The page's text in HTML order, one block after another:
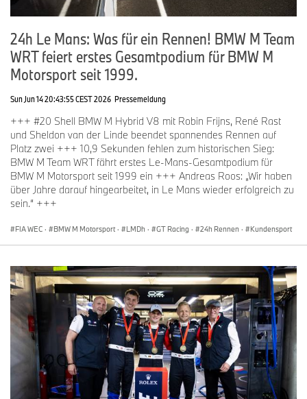
„Zunächst einmal freue ich mich sehr, zurück im GT3-Fahrzeug zu
sein. Aufgrund meiner Hauptprogramme im Hypercar habe ich in
dieser Saison nur wenige Gelegenheiten, GT3-Rennen zu
bestreiten. Die 24h Spa-Francorchamps sind ein absolutes
Highlight für mich. Dort stand ich bereits zweimal auf dem
möchte ich diesmal gerne erreichen. Ich denke, mit dem BMW M4
GT3 EVO und meinen beiden Fahrerkollegen haben wir alle
Möglichkeiten dazu. Ich kenne Dries und Marco sehr gut, was uns
sicher dabei helfen wird, schnell auf die nötige Pace zu kommen.
Unser sehr gutes gegenseitiges Verständnis ist ein wichtiger
Faktor für unser Line-up.“
anzutreten und hoffentlich meinen vierten Sieg beim 24-Stunden-
Rennen zu erringen. Für mich wird es beim Prolog erst einmal
darum gehen, mich wieder an das GT3-Fahrzeug zu gewöhnen.
Aber ich erwarte da keine Schwierigkeiten, denn nach so vielen
Jahren ist das Gefühl abgespeichert. Es ist eine großartige
Geschichte, dass ich mir das Auto mit Dan und Max teile. Ich
kenne sie seit Stunde Null, da ich damals einer der Mentoren des
BMW Junior Teams war. Sie nun als gestandene Werksfahrer zu
sehen und mitzuerleben, wie sie an jedem Rennwochenende
absolute Top-Leistungen bringen, ist fantastisch.“
24h Le Mans: Was für ein Rennen! BMW M Team
WRT feiert erstes Gesamtpodium für BMW M
Motorsport seit 1999.
Sun Jun 14 20:43:55 CEST 2026 Pressemeldung
+++ #20 Shell BMW M Hybrid V8 mit Robin Frijns, René Rast
und Sheldon van der Linde beendet spannendes Rennen auf
Platz zwei +++ 10,9 Sekunden fehlen zum historischen Sieg:
BMW M Team WRT fährt erstes Le-Mans-Gesamtpodium für
BMW M Motorsport seit 1999 ein +++ Andreas Roos: „Wir haben
über Jahre darauf hingearbeitet, in Le Mans wieder erfolgreich zu
sein.“ +++
FIA WEC · BMW M Motorsport · LMDh · GT Racing · 24h Rennen · Kundensport